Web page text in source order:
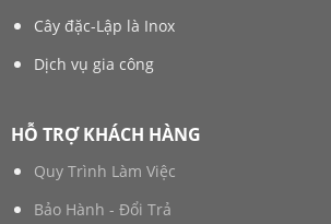
Cây đặc-Lập là Inox
Dịch vụ gia công
HỖ TRỢ KHÁCH HÀNG
Quy Trình Làm Việc
Bảo Hành - Đổi Trả